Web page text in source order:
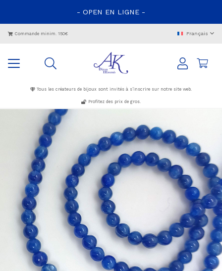
- OPEN EN LIGNE -
Commande minim. 150€ Français
Tous les créateurs de bijoux sont invités à s’inscrire sur notre site web.
Profitez des prix de gros.